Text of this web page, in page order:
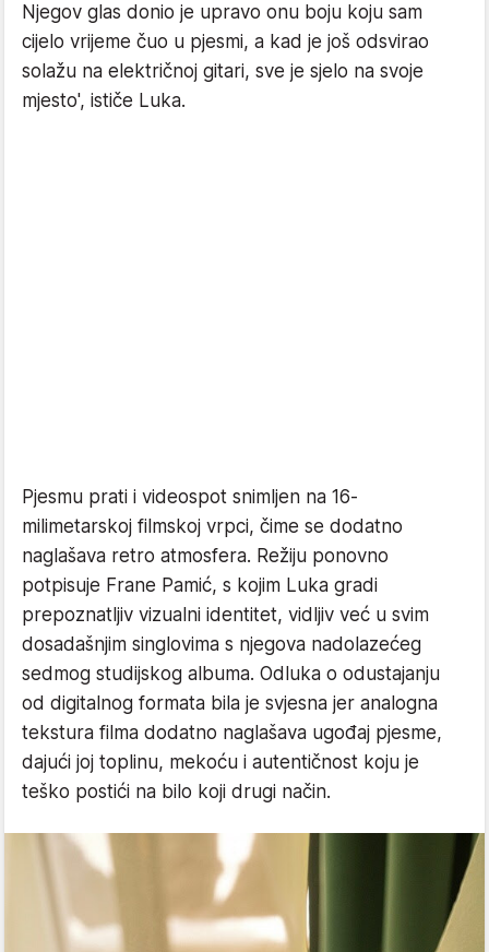
Njegov glas donio je upravo onu boju koju sam
cijelo vrijeme čuo u pjesmi, a kad je još odsvirao
solažu na električnoj gitari, sve je sjelo na svoje
mjesto', ističe Luka.
Pjesmu prati i videospot snimljen na 16-
milimetarskoj filmskoj vrpci, čime se dodatno
naglašava retro atmosfera. Režiju ponovno
potpisuje Frane Pamić, s kojim Luka gradi
prepoznatljiv vizualni identitet, vidljiv već u svim
dosadašnjim singlovima s njegova nadolazećeg
sedmog studijskog albuma. Odluka o odustajanju
od digitalnog formata bila je svjesna jer analogna
tekstura filma dodatno naglašava ugođaj pjesme,
dajući joj toplinu, mekoću i autentičnost koju je
teško postići na bilo koji drugi način.